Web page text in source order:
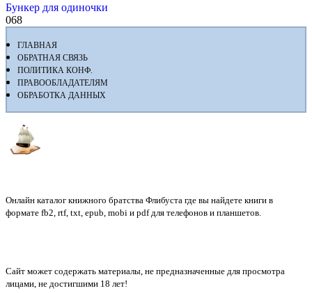
Бункер для одиночки
068
ГЛАВНАЯ
ОБРАТНАЯ СВЯЗЬ
ПОЛИТИКА КОНФ.
ПРАВООБЛАДАТЕЛЯМ
ОБРАБОТКА ДАННЫХ
Онлайн каталог книжного братства Флибуста где вы найдете книги в
формате fb2, rtf, txt, epub, mobi и pdf для телефонов и планшетов.
Сайт может содержать материалы, не предназначенные для просмотра
лицами, не достигшими 18 лет!